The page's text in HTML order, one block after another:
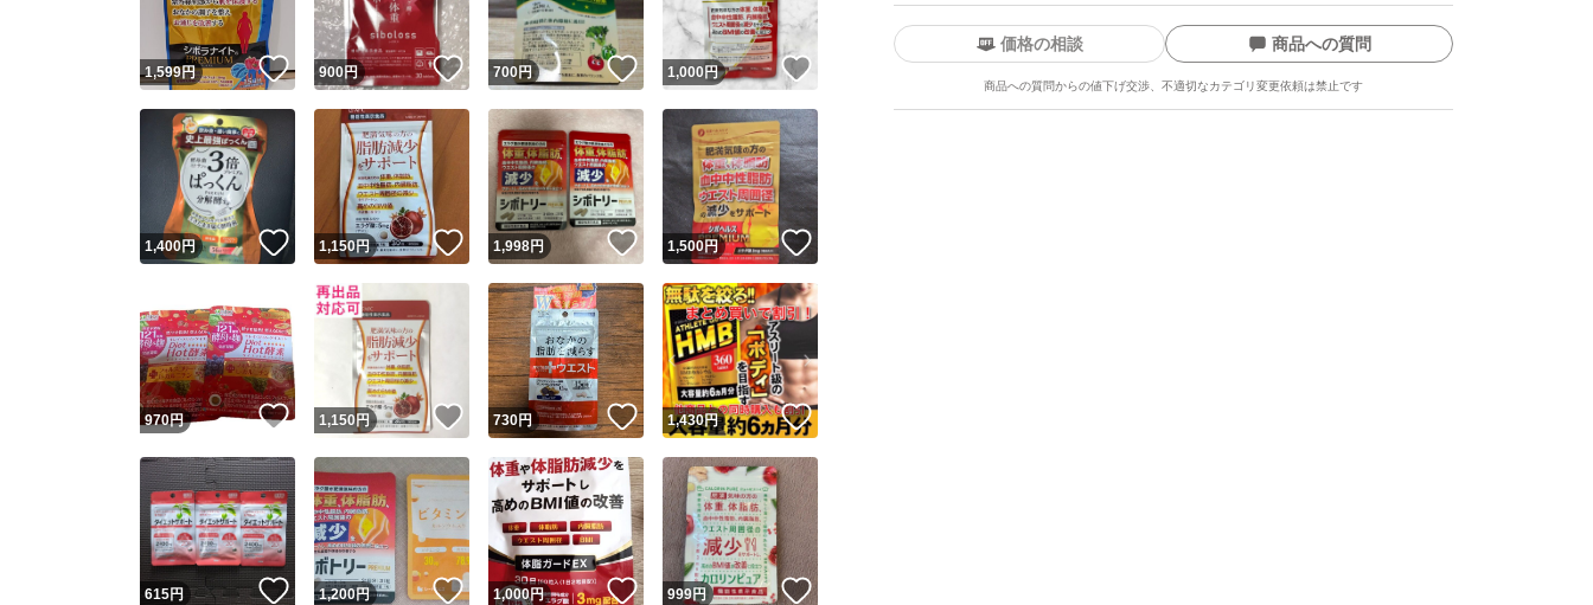
【サイズ・容量】 内容量：31粒（31日分） 1日1粒目安
シボトリー PREMIUM ［ 肥満気味な方の 体重 体脂肪 血中 中性脂
ユーザーの実績について
価格の相談 商品への質問
商品への質問からの値下げ交渉、不適切なカテゴリ変更依頼は禁止です
1,599円 いいね！
900円 いいね！
700円 いいね！
1,000 円
1,400円 いいね！
1,150円 いいね！
1,998円 いいね！
1,500円
970円 いいね！
1,150円 いいね！
730円 いいね！
1,430円 いいね！
615円 いいね！
1,200円 いいね！
1,000円 いいね！
999円 いいね！